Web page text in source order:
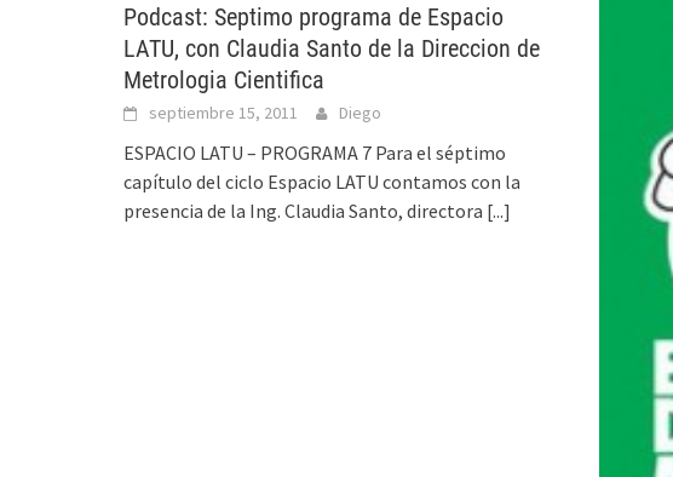
Podcast: Septimo programa de Espacio
LATU, con Claudia Santo de la Direccion de
Metrologia Cientifica
septiembre 15, 2011 Diego
ESPACIO LATU – PROGRAMA 7 Para el séptimo
capítulo del ciclo Espacio LATU contamos con la
presencia de la Ing. Claudia Santo, directora [...]